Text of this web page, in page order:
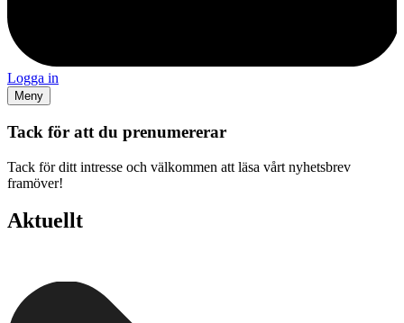
Logga in
Meny
Tack för att du prenumererar
Tack för ditt intresse och välkommen att läsa vårt nyhetsbrev
framöver!
Aktuellt